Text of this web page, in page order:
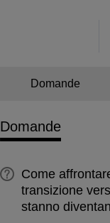
Domande
Domande
Come
transizione
stanno